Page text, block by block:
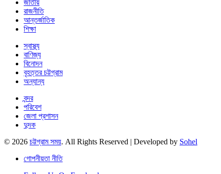
জাতীয়
রাজনীতি
আন্তর্জাতিক
শিক্ষা
স্বাস্থ্য
বাণিজ্য
বিনোদন
বৃহত্তর চট্টগ্রাম
অন্যান্য
বন্দর
পরিবেশ
জেলা প্রশাসন
দুদক
© 2026 চট্টগ্রাম সময়. All Rights Reserved | Developed by Sohel
গোপনীয়তা নীতি